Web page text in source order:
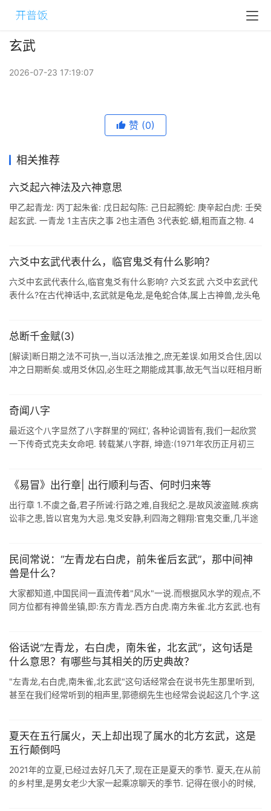
玄武
2026-07-23 17:19:07
赞 (0)
相关推荐
六爻起六神法及六神意思
甲乙起青龙: 丙丁起朱雀: 戊日起勾陈: 己日起腾蛇: 庚辛起白虎: 壬癸
起玄武. 一青龙 1主吉庆之事 2也主酒色 3代表蛇.蟒,粗而直之物. 4
六爻中玄武代表什么，临官鬼爻有什么影响？
六爻中玄武代表什么,临官鬼爻有什么影响? 六爻玄武 六爻中玄武代
表什么?在古代神话中,玄武就是龟龙,是龟蛇合体,属上古神兽,龙头龟
总断千金赋(3)
[解读]断日期之法不可执一,当以活法推之,庶无差误.如用爻合住,因以
冲之日期断矣.或用爻休囚,必生旺之期能成其事,故无气当以旺相月断
奇闻八字
最近这个八字显然了八字群里的'网红', 各种论调皆有,我们一起欣赏
一下传奇式克夫女命吧. 转载某八字群, 坤造:(1971年农历正月初三
《易冒》出行章| 出行顺利与否、何时归来等
出行章 1.不虞之备,君子所诫:行路之难,自我纪之.是故风波盗贼.疾病
讼非之患,皆以官鬼为大忌.鬼爻安静,利四海之翱翔:官鬼交重,几半途
民间常说：“左青龙右白虎，前朱雀后玄武”，那中间神
兽是什么？
大家都知道,中国民间一直流传着"风水"一说.而根据风水学的观点,不
同方位都有神兽坐镇,即:东方青龙.西方白虎.南方朱雀.北方玄武.也有
俗话说“左青龙，右白虎，南朱雀，北玄武”，这句话是
什么意思？有哪些与其相关的历史典故？
"左青龙,右白虎,南朱雀,北玄武"这句话经常会在说书先生那里听到,
甚至在我们经常听到的相声里,郭德纲先生也经常会说起这几个字.这
夏天在五行属火，天上却出现了属水的北方玄武，这是
五行颠倒吗
2021年的立夏,已经过去好几天了,现在正是夏天的季节. 夏天,在从前
的乡村里,是男女老少大家一起乘凉聊天的季节. 记得在很小的时候,